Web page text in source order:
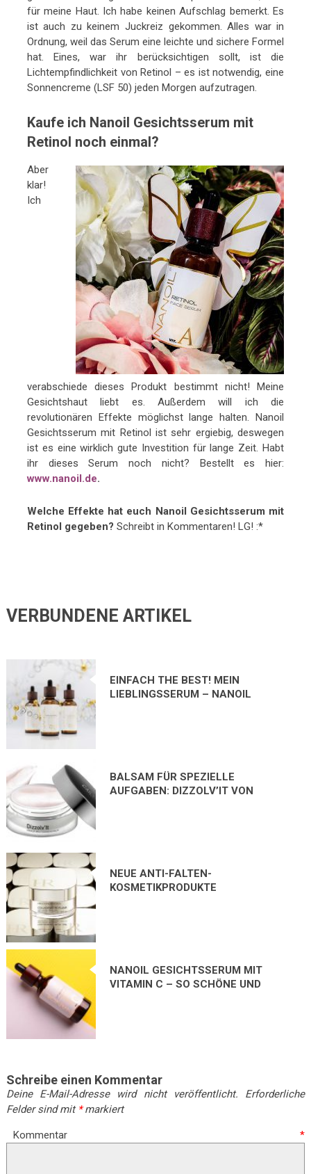
für meine Haut. Ich habe keinen Aufschlag bemerkt. Es
ist auch zu keinem Juckreiz gekommen. Alles war in
Ordnung, weil das Serum eine leichte und sichere Formel
hat. Eines, war ihr berücksichtigen sollt, ist die
Lichtempfindlichkeit von Retinol – es ist notwendig, eine
Sonnencreme (LSF 50) jeden Morgen aufzutragen.
Kaufe ich Nanoil Gesichtsserum mit
Retinol noch einmal?
Aber
klar!
Ich
verabschiede dieses Produkt bestimmt nicht! Meine
Gesichtshaut liebt es. Außerdem will ich die
revolutionären Effekte möglichst lange halten. Nanoil
Gesichtsserum mit Retinol ist sehr ergiebig, deswegen
ist es eine wirklich gute Investition für lange Zeit. Habt
ihr dieses Serum noch nicht? Bestellt es hier:
www.nanoil.de.
Welche Effekte hat euch Nanoil Gesichtsserum mit
Retinol gegeben? Schreibt in Kommentaren! LG! :*
VERBUNDENE ARTIKEL
EINFACH THE BEST! MEIN
LIEBLINGSSERUM – NANOIL
BALSAM FÜR SPEZIELLE
AUFGABEN: DIZZOLV’IT VON
NEUE ANTI-FALTEN-
KOSMETIKPRODUKTE
NANOIL GESICHTSSERUM MIT
VITAMIN C – SO SCHÖNE UND
Schreibe einen Kommentar
Deine E-Mail-Adresse wird nicht veröffentlicht.
Erforderliche
Felder sind mit *markiert
Kommentar*